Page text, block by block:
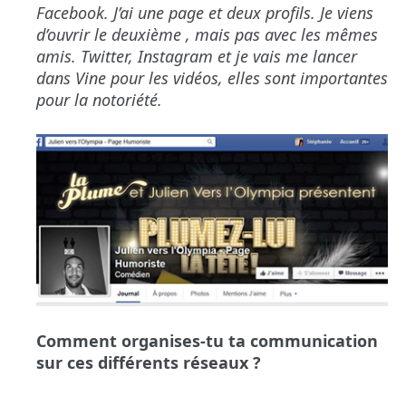
Facebook. J’ai une page et deux profils. Je viens
d’ouvrir le deuxième , mais pas avec les mêmes
amis. Twitter, Instagram et je vais me lancer
dans Vine pour les vidéos, elles sont importantes
pour la notoriété.
Comment organises-tu ta communication
sur ces différents réseaux ?